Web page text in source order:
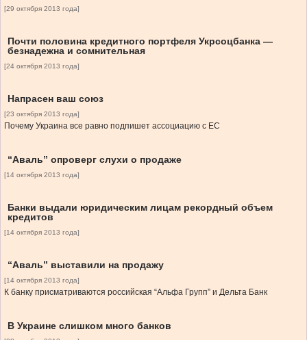
[29 октября 2013 года]
Почти половина кредитного портфеля Укрсоцбанка —
безнадежна и сомнительная
[24 октября 2013 года]
Напрасен ваш союз
[23 октября 2013 года]
Почему Украина все равно подпишет ассоциацию с ЕС
“Аваль” опроверг слухи о продаже
[14 октября 2013 года]
Банки выдали юридическим лицам рекордный объем
кредитов
[14 октября 2013 года]
“Аваль” выставили на продажу
[14 октября 2013 года]
К банку присматриваются российская “Альфа Групп” и Дельта Банк
В Украине слишком много банков